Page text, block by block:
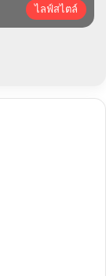
ไลฟ์สไตล์